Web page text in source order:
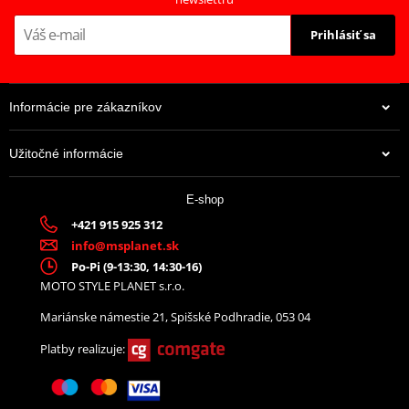
Na centrálnom sklade
Prihlásiť sa
Informácie pre zákazníkov
Užitočné informácie
E-shop
+421 915 925 312
info@msplanet.sk
Po-Pi (9-13:30, 14:30-16)
MOTO STYLE PLANET s.r.o.
Mariánske námestie 21, Spišské Podhradie, 053 04
Platby realizuje: